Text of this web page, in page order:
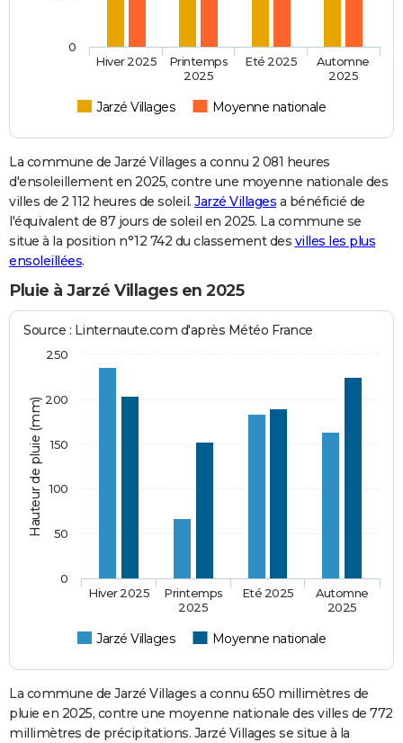
Jarzé Villages Moyenne nationale
Hiver 2025
Printemps
2025
Eté 2025
Automne
2025
0
La commune de Jarzé Villages a connu 2 081 heures
d'ensoleillement en 2025, contre une moyenne nationale des
villes de 2 112 heures de soleil. Jarzé Villages a bénéficié de
l'équivalent de 87 jours de soleil en 2025. La commune se
situe à la position n°12 742 du classement des villes les plus
ensoleillées.
Pluie à Jarzé Villages en 2025
Hauteur de pluie (mm)
Source : Linternaute.com d'après Météo France
Jarzé Villages Moyenne nationale
Hiver 2025
Printemps
2025
Eté 2025
Automne
2025
0
50
100
150
200
250
La commune de Jarzé Villages a connu 650 millimètres de
pluie en 2025, contre une moyenne nationale des villes de 772
millimètres de précipitations. Jarzé Villages se situe à la